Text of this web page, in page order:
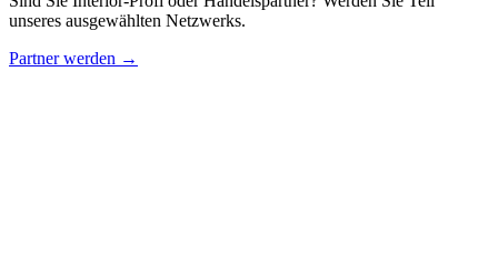
unseres ausgewählten Netzwerks.
Partner werden →